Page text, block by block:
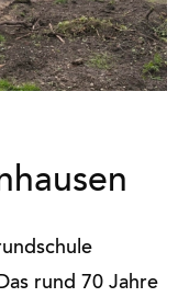
rund 70 Jahre